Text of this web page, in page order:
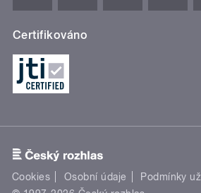
Certifikováno
Cookies Osobní údaje Podmínky